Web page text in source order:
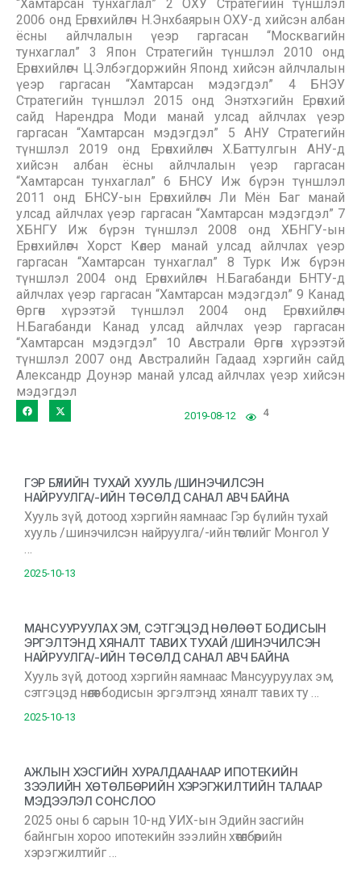
“Хамтарсан тунхаглал” 2 ОХУ Стратегийн түншлэл
2006 онд Ерөнхийлөгч Н.Энхбаярын ОХУ-д хийсэн албан
ёсны айлчлалын үеэр гаргасан “Москвагийн
тунхаглал” 3 Япон Стратегийн түншлэл 2010 онд
Ерөнхийлөгч Ц.Элбэгдоржийн Японд хийсэн айлчлалын
үеэр гаргасан “Хамтарсан мэдэгдэл” 4 БНЭУ
Стратегийн түншлэл 2015 онд Энэтхэгийн Ерөнхий
сайд Нарендра Моди манай улсад айлчлах үеэр
гаргасан “Хамтарсан мэдэгдэл” 5 АНУ Стратегийн
түншлэл 2019 онд Ерөнхийлөгч Х.Баттулгын АНУ-д
хийсэн албан ёсны айлчлалын үеэр гаргасан
“Хамтарсан тунхаглал” 6 БНСУ Иж бүрэн түншлэл
2011 онд БНСУ-ын Ерөнхийлөгч Ли Мён Баг манай
улсад айлчлах үеэр гаргасан “Хамтарсан мэдэгдэл” 7
ХБНГУ Иж бүрэн түншлэл 2008 онд ХБНГУ-ын
Ерөнхийлөгч Хорст Көлер манай улсад айлчлах үеэр
гаргасан “Хамтарсан тунхаглал” 8 Турк Иж бүрэн
түншлэл 2004 онд Ерөнхийлөгч Н.Багабанди БНТУ-д
айлчлах үеэр гаргасан “Хамтарсан мэдэгдэл” 9 Канад
Өргөн хүрээтэй түншлэл 2004 онд Ерөнхийлөгч
Н.Багабанди Канад улсад айлчлах үеэр гаргасан
“Хамтарсан мэдэгдэл” 10 Австрали Өргөн хүрээтэй
түншлэл 2007 онд Австралийн Гадаад хэргийн сайд
Александр Доунэр манай улсад айлчлах үеэр хийсэн
мэдэгдэл
2019-08-12 4
ГЭР БҮЛИЙН ТУХАЙ ХУУЛЬ /ШИНЭЧИЛСЭН
НАЙРУУЛГА/-ИЙН ТӨСӨЛД САНАЛ АВЧ БАЙНА
Хууль зүй, дотоод хэргийн яамнаас Гэр бүлийн тухай
хууль /шинэчилсэн найруулга/-ийн төслийг Монгол У
…
2025-10-13
МАНСУУРУУЛАХ ЭМ, СЭТГЭЦЭД НӨЛӨӨТ БОДИСЫН
ЭРГЭЛТЭНД ХЯНАЛТ ТАВИХ ТУХАЙ /ШИНЭЧИЛСЭН
НАЙРУУЛГА/-ИЙН ТӨСӨЛД САНАЛ АВЧ БАЙНА
Хууль зүй, дотоод хэргийн яамнаас Мансууруулах эм,
сэтгэцэд нөлөөт бодисын эргэлтэнд хяналт тавих ту …
2025-10-13
АЖЛЫН ХЭСГИЙН ХУРАЛДААНААР ИПОТЕКИЙН
ЗЭЭЛИЙН ХӨТӨЛБӨРИЙН ХЭРЭГЖИЛТИЙН ТАЛААР
МЭДЭЭЛЭЛ СОНСЛОО
2025 оны 6 сарын 10-нд УИХ-ын Эдийн засгийн
байнгын хороо ипотекийн зээлийн хөтөлбөрийн
хэрэгжилтийг …